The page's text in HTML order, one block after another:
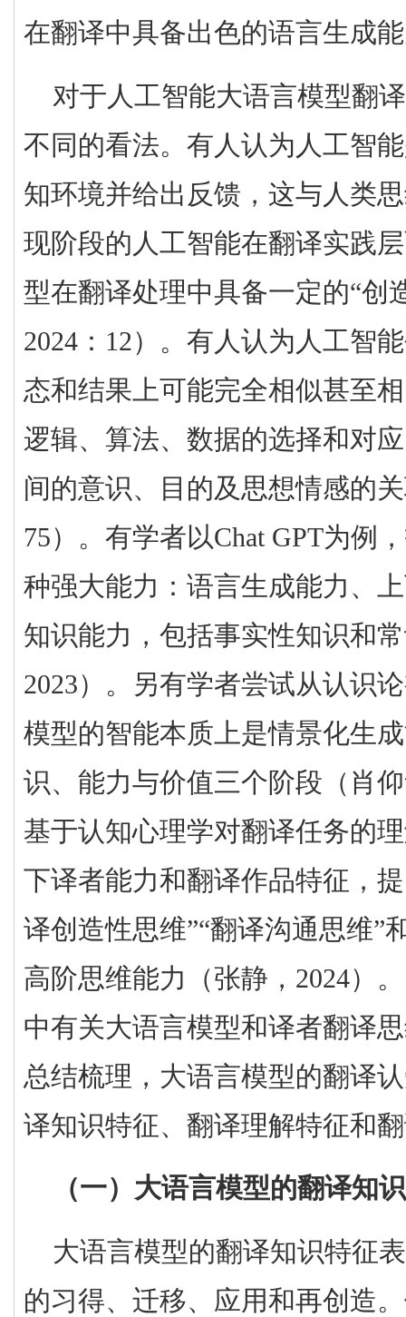
在翻译中具备出色的语言生成
对于人工智能大语言模型翻
不同的看法。有人认为人工智
知环境并给出反馈，这与人类
现阶段的人工智能在翻译实践
型在翻译处理中具备一定的“创
2024 ： 12）。有人认为人工智
态和结果上可能完全相似甚至
逻辑、算法、数据的选择和对
间的意识、目的及思想情感的
75）。有学者以Chat GPT为例
种强大能力：语言生成能力、
知识能力，包括事实性知识和
2023）。另有学者尝试从认识
模型的智能本质上是情景化生
识、能力与价值三个阶段（肖
基于认知心理学对翻译任务的
下译者能力和翻译作品特征，
译创造性思维”“翻译沟通思维”
高阶思维能力（张静， 2024）
中有关大语言模型和译者翻译
总结梳理，大语言模型的翻译
译知识特征、翻译理解特征和
（一）大语言模型的翻译知
大语言模型的翻译知识特征
的习得、迁移、应用和再创造